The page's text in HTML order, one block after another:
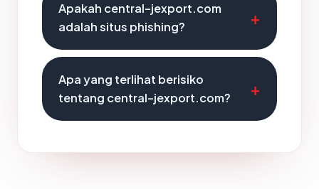
Apakah central-jexport.com
adalah situs phishing?
Apa yang terlihat berisiko
tentang central-jexport.com?